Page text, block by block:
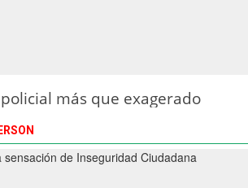
más que exagerado